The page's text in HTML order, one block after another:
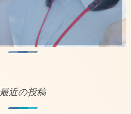
最近の投稿